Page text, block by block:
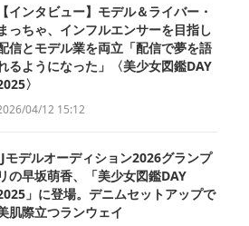
【インタビュー】モデル＆ライバー・
まっちゃ、インフルエンサーを目指し
信とモデル業を両立「配信で夢を語
るようになった」〈美少女図鑑DAY
〉
04/12 15:12
モデルオーディション2026グランプ
リの早坂萌香、「美少女図鑑DAY
」に登場。デニムセットアップで
肌際立つランウェイ